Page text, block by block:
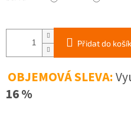
Přidat do
OBJEMOVÁ SLEVA:
16 %